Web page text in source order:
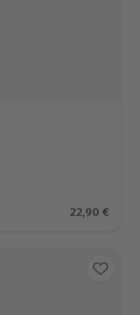
Aktueller
22,90 €